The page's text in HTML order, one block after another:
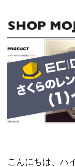
こんにちは、ハ